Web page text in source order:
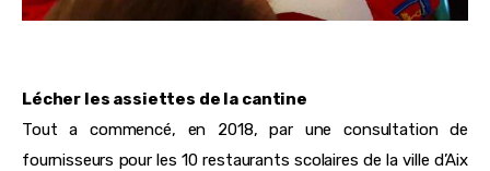
Lécher les assiettes de la cantine
Tout a commencé, en 2018, par une consultation de
fournisseurs pour les 10 restaurants scolaires de la ville d’Aix